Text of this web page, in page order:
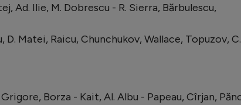
Ad. Ilie, M. Dobrescu - R. Sierra, Bărbulescu,
D. Matei, Raicu, Chunchukov, Wallace, Topuzov, C.
Borza - Kait, Al. Albu - Papeau, Cîrjan,